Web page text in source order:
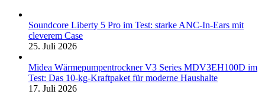
Soundcore Liberty 5 Pro im Test: starke ANC-In-Ears mit
cleverem Case
25. Juli 2026
Midea Wärmepumpentrockner V3 Series MDV3EH100D im
Test: Das 10-kg-Kraftpaket für moderne Haushalte
17. Juli 2026